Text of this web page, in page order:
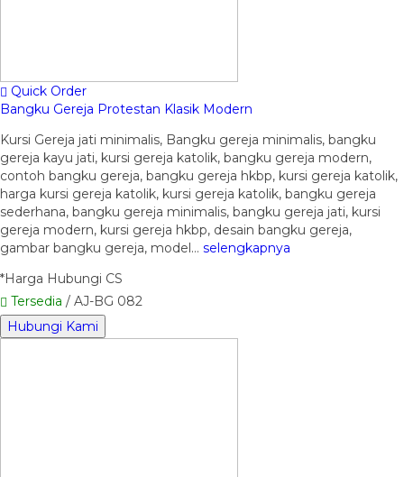
Quick Order
Bangku Gereja Protestan Klasik Modern
Kursi Gereja jati minimalis, Bangku gereja minimalis, bangku
gereja kayu jati, kursi gereja katolik, bangku gereja modern,
contoh bangku gereja, bangku gereja hkbp, kursi gereja katolik,
harga kursi gereja katolik, kursi gereja katolik, bangku gereja
sederhana, bangku gereja minimalis, bangku gereja jati, kursi
gereja modern, kursi gereja hkbp, desain bangku gereja,
gambar bangku gereja, model… selengkapnya
*Harga Hubungi CS
Tersedia / AJ-BG 082
Hubungi Kami